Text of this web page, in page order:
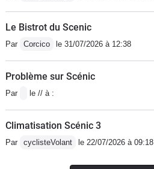
Le Bistrot du Scenic
Par Corcico le 31/07/2026 à 12:38
Problème sur Scénic
Par le // à :
Climatisation Scénic 3
Par cyclisteVolant le 22/07/2026 à 09:18